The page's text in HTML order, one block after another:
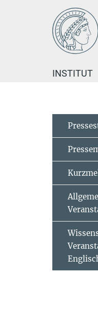
INSTITUT